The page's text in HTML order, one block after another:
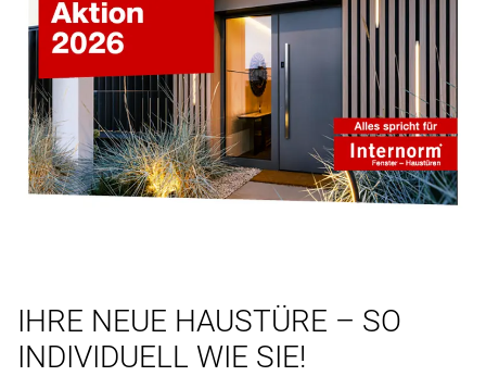
IHRE NEUE HAUSTÜRE – SO
INDIVIDUELL WIE SIE!